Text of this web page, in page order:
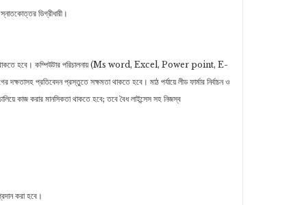
ডিগ্রীধারী।
থাকতে হবে। কম্পিউটার পরিচালনায় (Ms word, Excel, Power point, E-
প্রতিবেদন প্রস্তুতে সক্ষমতা থাকতে হবে। মাঠ পর্যায়ে লীড ফার্মার নির্বাচন ও
কাজ করার মানসিকতা থাকতে হবে; তবে বৈধ লাইন্সেস সহ নিজস্ব
করা হবে।